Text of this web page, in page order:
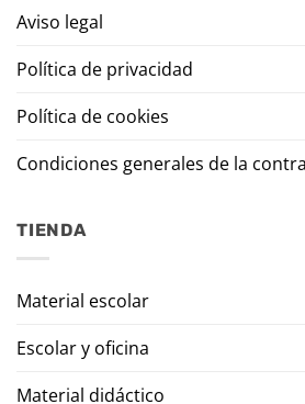
Aviso legal
Política de privacidad
Política de cookies
Condiciones generales de la
TIENDA
Material escolar
Escolar y oficina
Material didáctico